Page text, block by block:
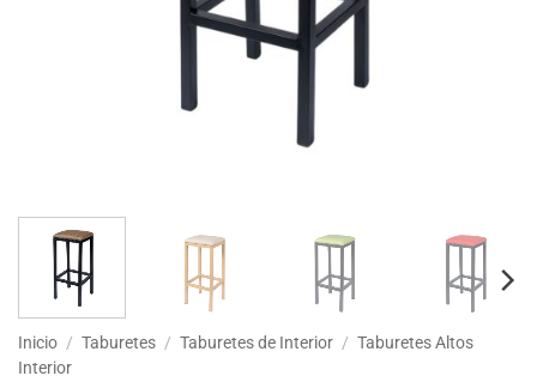
Inicio / Taburetes / Taburetes de Interior / Taburetes Altos
Interior